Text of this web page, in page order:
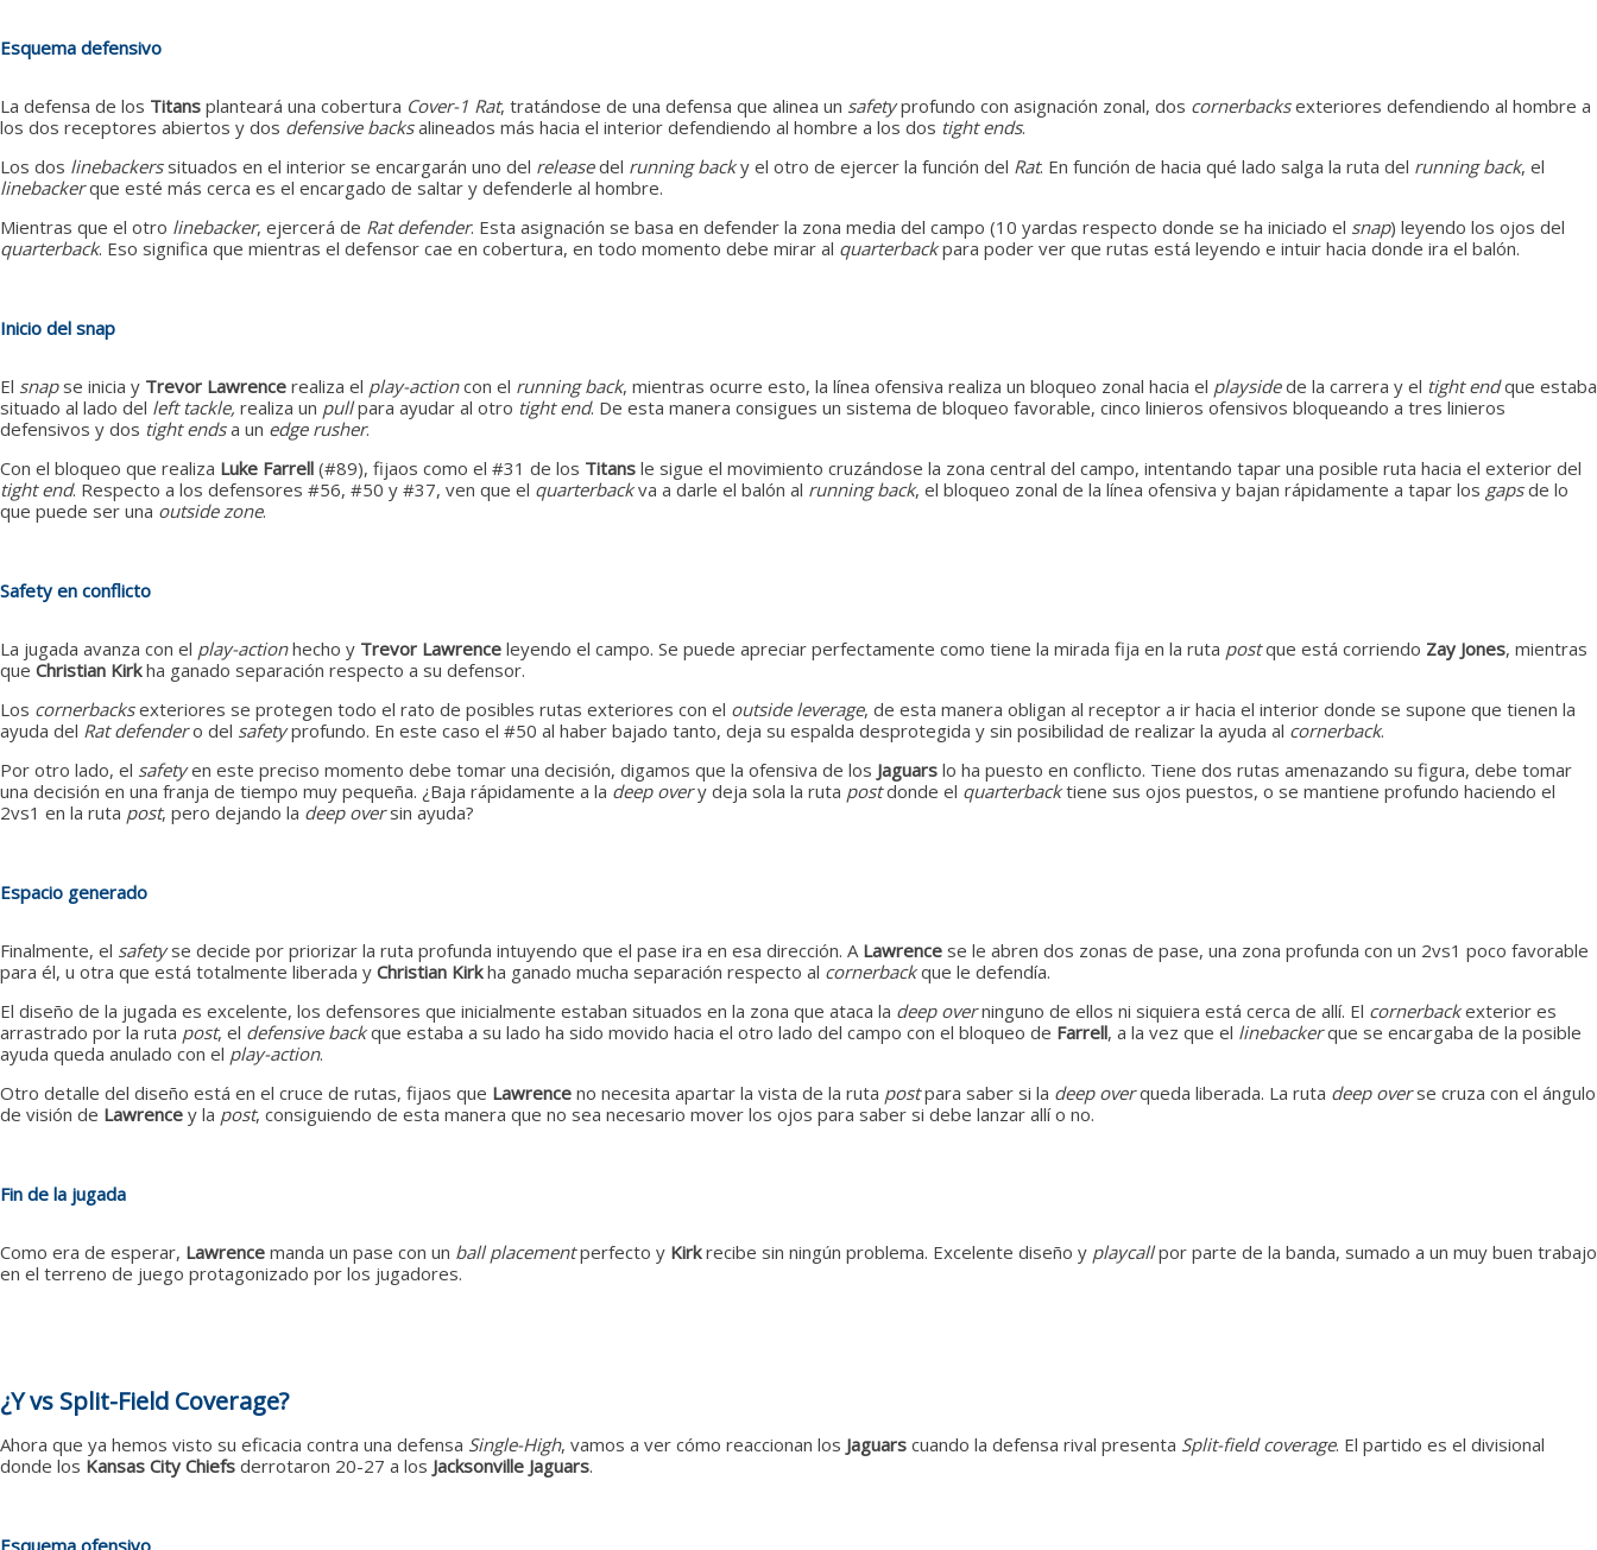
Esquema defensivo
La defensa de los Titans planteará una cobertura Cover-1 Rat, tratándose de una defensa que alinea un safetyprofundo con asignación zonal, dos cornerbacksexteriores defendiendo al hombre a
los dos receptores abiertos y dos defensive backsalineados más hacia el interior defendiendo al hombre a los dos tight ends.
Los dos linebackerssituados en el interior se encargarán uno del releasedel running backy el otro de ejercer la función del Rat. En función de hacia qué lado salga la ruta del running back, el
linebackerque esté más cerca es el encargado de saltar y defenderle al hombre.
Mientras que el otro linebacker, ejercerá de Rat defender. Esta asignación se basa en defender la zona media del campo (10 yardas respecto donde se ha iniciado el snap) leyendo los ojos del
quarterback. Eso significa que mientras el defensor cae en cobertura, en todo momento debe mirar al quarterbackpara poder ver que rutas está leyendo e intuir hacia donde ira el balón.
Inicio del snap
El snapse inicia y Trevor Lawrence realiza el play-actioncon el running back, mientras ocurre esto, la línea ofensiva realiza un bloqueo zonal hacia el playsidede la carrera y el tight endque estaba
situado al lado del left tackle, realiza un pullpara ayudar al otro tight end. De esta manera consigues un sistema de bloqueo favorable, cinco linieros ofensivos bloqueando a tres linieros
defensivos y dos tight endsa un edge rusher.
Con el bloqueo que realiza Luke Farrell (#89), fijaos como el #31 de los Titans le sigue el movimiento cruzándose la zona central del campo, intentando tapar una posible ruta hacia el exterior del
tight end. Respecto a los defensores #56, #50 y #37, ven que el quarterbackva a darle el balón al running back, el bloqueo zonal de la línea ofensiva y bajan rápidamente a tapar los gapsde lo
que puede ser una outside zone.
Safety en conflicto
La jugada avanza con el play-actionhecho y Trevor Lawrence leyendo el campo. Se puede apreciar perfectamente como tiene la mirada fija en la ruta postque está corriendo Zay Jones, mientras
que Christian Kirkha ganado separación respecto a su defensor.
Los cornerbacksexteriores se protegen todo el rato de posibles rutas exteriores con el outside leverage, de esta manera obligan al receptor a ir hacia el interior donde se supone que tienen la
ayuda del Rat defendero del safetyprofundo. En este caso el #50 al haber bajado tanto, deja su espalda desprotegida y sin posibilidad de realizar la ayuda al cornerback.
Por otro lado, el safetyen este preciso momento debe tomar una decisión, digamos que la ofensiva de los Jaguars lo ha puesto en conflicto. Tiene dos rutas amenazando su figura, debe tomar
una decisión en una franja de tiempo muy pequeña. ¿Baja rápidamente a la deep overy deja sola la ruta postdonde el quarterbacktiene sus ojos puestos, o se mantiene profundo haciendo el
2vs1 en la ruta post, pero dejando la deep oversin ayuda?
Espacio generado
Finalmente, el safetyse decide por priorizar la ruta profunda intuyendo que el pase ira en esa dirección. A Lawrence se le abren dos zonas de pase, una zona profunda con un 2vs1 poco favorable
para él, u otra que está totalmente liberada y Christian Kirkha ganado mucha separación respecto al cornerbackque le defendía.
El diseño de la jugada es excelente, los defensores que inicialmente estaban situados en la zona que ataca la deep overninguno de ellos ni siquiera está cerca de allí. El cornerbackexterior es
arrastrado por la ruta post, el defensive backque estaba a su lado ha sido movido hacia el otro lado del campo con el bloqueo de Farrell, a la vez que el linebackerque se encargaba de la posible
ayuda queda anulado con el play-action.
Otro detalle del diseño está en el cruce de rutas, fijaos que Lawrence no necesita apartar la vista de la ruta postpara saber si la deep overqueda liberada. La ruta deep overse cruza con el ángulo
de visión de Lawrence y la post, consiguiendo de esta manera que no sea necesario mover los ojos para saber si debe lanzar allí o no.
Fin de la jugada
Como era de esperar, Lawrence manda un pase con un ball placementperfecto y Kirkrecibe sin ningún problema. Excelente diseño y playcallpor parte de la banda, sumado a un muy buen trabajo
en el terreno de juego protagonizado por los jugadores.
¿Y vs Split-Field Coverage?
Ahora que ya hemos visto su eficacia contra una defensa Single-High, vamos a ver cómo reaccionan los Jaguars cuando la defensa rival presenta Split-field coverage. El partido es el divisional
donde los Kansas City Chiefs derrotaron 20-27 a los Jacksonville Jaguars.
Esquema ofensivo